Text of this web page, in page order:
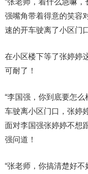
“张老师，着什么急嘛
强嘴角带着得意的笑容
速的开车驶离了小区门
在小区楼下等了张婷婷
可耐了！
“李国强，你到底要怎
车驶离小区门口，张婷
面对李国强张婷婷不想
强问道！
“张老师，你搞清楚好